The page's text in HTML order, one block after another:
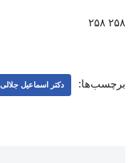
۲۵۸ ۲۵۸
برچسب‌ها: دکتر اسماعیل جلالی